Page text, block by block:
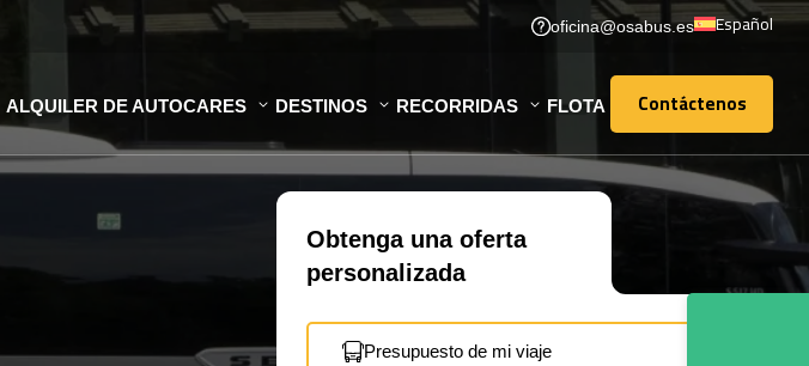
oficina@osabus.es Español
ALQUILER DE AUTOCARES DESTINOS RECORRIDAS FLOTA Contáctenos
Contáctenos
Obtenga una oferta
personalizada
Presupuesto de mi viaje